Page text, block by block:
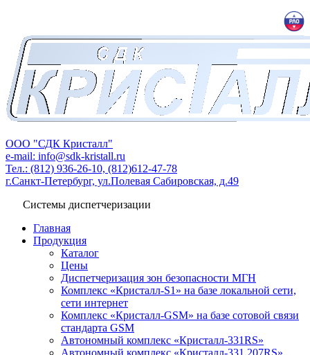
ООО "СДК Кристалл"
e-mail: info@sdk-kristall.ru
Тел.: (812) 936-26-10, (812)612-47-78
г.Санкт-Петербург, ул.Полевая Сабировская, д.49
Системы диспетчеризации
Главная
Продукция
Каталог
Цены
Диспетчеризация зон безопасности МГН
Комплекс «Кристалл-S1» на базе локальной сети,
сети интернет
Комплекс «Кристалл-GSM» на базе сотовой связи
стандарта GSM
Автономный комплекс «Кристалл-331RS»
Автономный комплекс «Кристалл-331.207RS»